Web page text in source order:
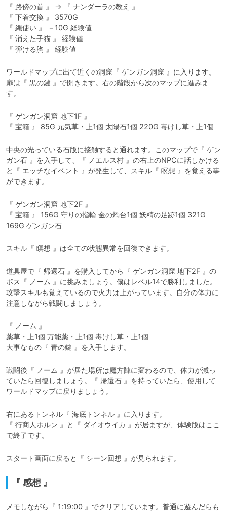
『 路傍の首 』 → 『 ナンダーラの教え 』
『 下着交換 』 3570G
『 縄使い 』 －10G 経験値
『 消えた子猫 』 経験値
『 弾ける胸 』 経験値
ワールドマップに出て近くの洞窟『 ゲンガン洞窟 』に入ります。
扉は『 黒の鍵 』で開きます。右の階段から次のマップに進みま
す。
『 ゲンガン洞窟 地下1F 』
『 宝箱 』 85G 元気草・上1個 太陽石1個 220G 毒けし草・上1個
中央の光っている石版に接触すると通れます。このマップで『 ゲン
ガン石 』を入手して、『 ノエルス村 』の右上のNPCに話しかける
と『 エッチなイベント 』が発生して、スキル『 瞑想 』を覚える事
ができます。
『 ゲンガン洞窟 地下2F 』
『 宝箱 』 156G 守りの指輪 金の燭台1個 妖精の足跡1個 321G
169G ゲンガン石
スキル『 瞑想 』は全ての状態異常を回復できます。
道具屋で『 帰還石 』を購入してから『 ゲンガン洞窟 地下2F 』の
ボス『 ノーム 』に挑みましょう。僕はレベル14で勝利しました。
攻撃スキルも覚えているので火力は上がっています。自分の体力に
注意しながら戦闘しましょう。
『 ノーム 』
薬草・上1個 万能薬・上1個 毒けし草・上1個
大事なもの『 青の鍵 』を入手します。
戦闘後『 ノーム 』が居た場所は魔方陣に変わるので、体力が減っ
ていたら回復しましょう。『 帰還石 』を持っていたら、使用して
ワールドマップに戻りましょう。
右にあるトンネル『 海底トンネル 』に入ります。
『 行商人ホルン 』と『 ダイオウイカ 』が居ますが、体験版はここ
で終了です。
スタート画面に戻ると『 シーン回想 』が見られます。
『 感想 』
メモしながら『 1:19:00 』でクリアしています。普通に遊んだらも